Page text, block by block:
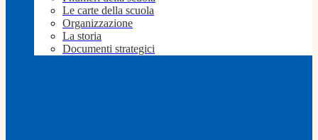
Le carte della scuola
Organizzazione
La storia
Documenti strategici